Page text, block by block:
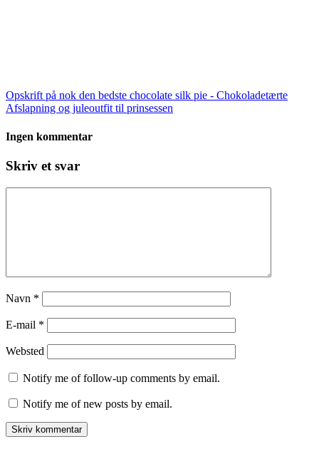
Opskrift på nok den bedste chocolate silk pie - Chokoladetærte
Afslapning og juleoutfit til prinsessen
Ingen kommentar
Skriv et svar
Navn *
E-mail *
Websted
Notify me of follow-up comments by email.
Notify me of new posts by email.